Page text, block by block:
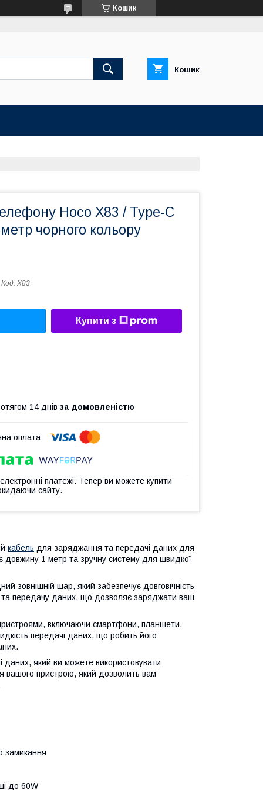
Кошик
Кошик
Hoco X83 / Type-C
чорного кольору
Код: X83
Купити з
14 днів за домовленістю
платежі. Тепер ви можете купити
сайту.
кабель для заряджання та передачі даних для
довжину 1 метр та зручну систему для швидкої
зовнішній шар, який забезпечує довговічність
та передачу даних, що дозволяє заряджати ваш
включаючи смартфони, планшети,
передачі даних, що робить його
який ви можете використовувати
вашого пристрою, який дозволить вам
замикання
до 60W